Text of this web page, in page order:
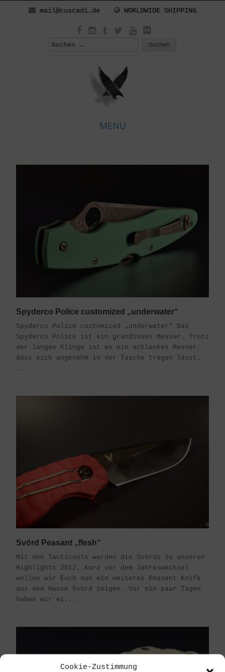
Cookie-Zustimmung
mail@cuscadi.de WORLDWIDE SHIPPING
Suchen
MENU
Spyderco Police customized „underwater“
Spyderco Police customized „underwater“ Das
Spyderco Police ist ein grandioses Messer. Trotz
der langen Klinge ist es ein schlankes Messer,
dass sich angenehm in der Tasche tragen lässt.
...
Svörd Peasant „flesh“
Mit den Tacticools wurden die Svörds zu unseren
Highlights 2012. Kurz vor dem Jahreswechsel
wollen wir Euch nun ein weiteres Peasant Knife
aus dem Hause Svörd zeigen. Vor ein paar Tagen
haben wir ei...